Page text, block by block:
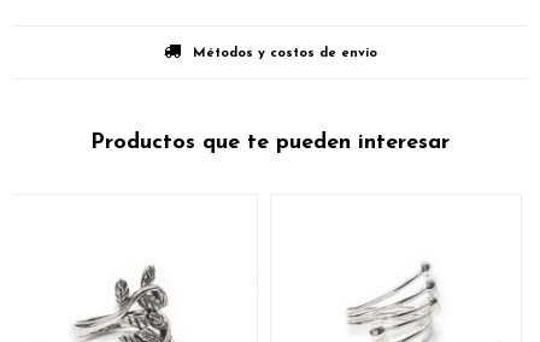
Métodos y costos de envío
Productos que te pueden interesar